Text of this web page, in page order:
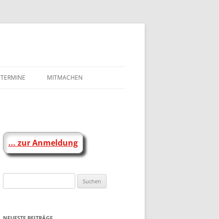
TERMINE MITMACHEN
DESIGN-PAKET FÜR AUFSTEHEN
GRUPPEN
... zur Anmeldung
nach: